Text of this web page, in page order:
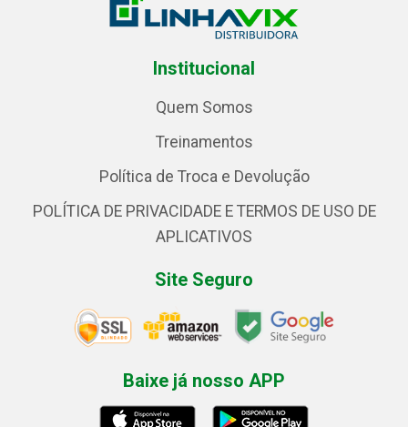
Institucional
Quem Somos
Treinamentos
Política de Troca e Devolução
POLÍTICA DE PRIVACIDADE E TERMOS DE USO DE
APLICATIVOS
Site Seguro
Baixe já nosso APP